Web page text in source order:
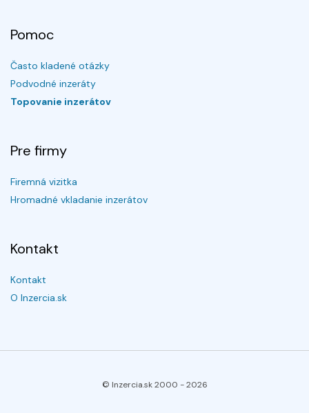
Pomoc
Často kladené otázky
Podvodné inzeráty
Topovanie inzerátov
Pre firmy
Firemná vizitka
Hromadné vkladanie inzerátov
Kontakt
Kontakt
O Inzercia.sk
© Inzercia.sk 2000 -2026